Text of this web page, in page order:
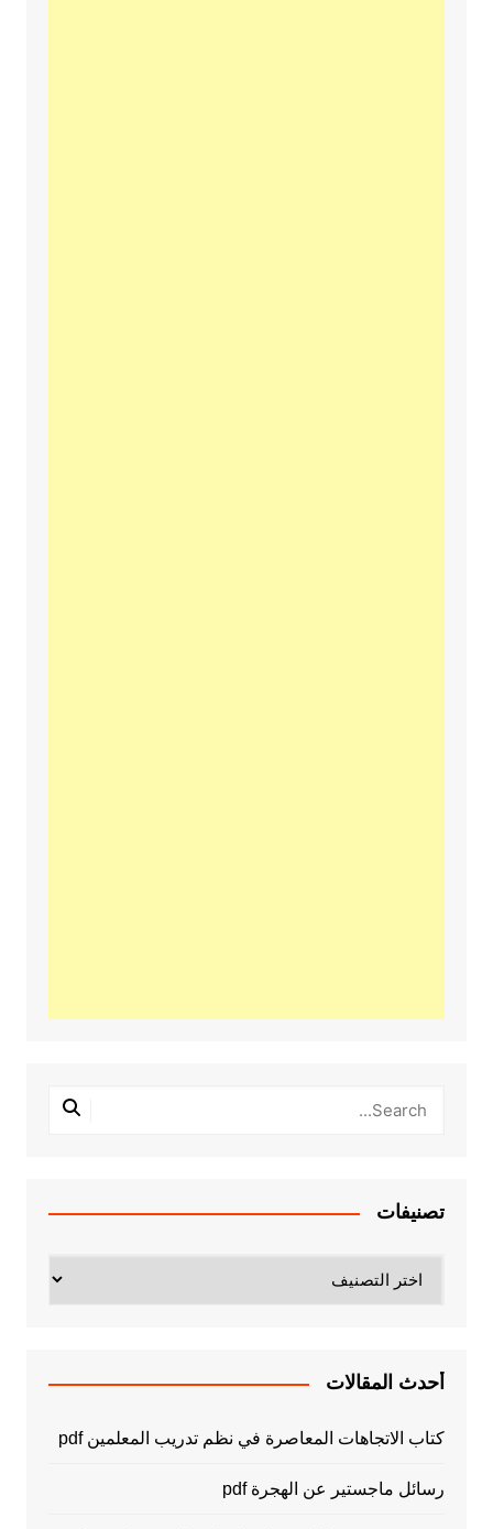
تصنيفات
أحدث المقالات
كتاب الاتجاهات المعاصرة في نظم تدريب المعلمين pdf
رسائل ماجستير عن الهجرة pdf